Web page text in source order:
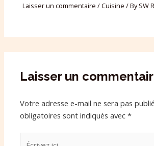
Laisser un commentaire /Cuisine / BySW
Laisser un
Votre adresse e-mail ne sera pas
obligatoires sont indiqués avec*